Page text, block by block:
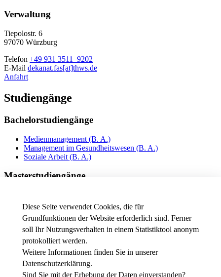
Diese Seite verwendet Cookies, die für
Grundfunktionen der Website erforderlich sind. Ferner
soll Ihr Nutzungsverhalten in einem Statistiktool anonym
protokolliert werden.
Weitere Informationen finden Sie in unserer
Datenschutzerklärung.
Sind Sie mit der Erhebung der Daten einverstanden?
Verwaltung
Tiepolostr. 6
97070 Würzburg
Telefon +49 931 3511–9202
E-Mail dekanat.fas[at]thws.de
Anfahrt
Studiengänge
Bachelorstudiengänge
Medienmanagement (B. A.)
Management im Gesundheitswesen (B. A.)
Soziale Arbeit (B. A.)
Masterstudiengänge
International Social Work with Refugees and Migrants (M.
Musiktherapie für Empowerment und Inklusion (M. A.)
Gesundheitsmanagement (MBA)
Verhaltensorientierte Beratung (M. A.)
News - Presse
Stellenausschreibungen der FHWS
Intranet